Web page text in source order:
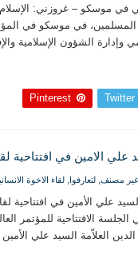
في موسكو – غروزني:
في موسكو في المؤتمر
الشؤون الإسلامية والإفتاء في الشيشان
Twitter
Pinterest
علي الامين في افتتاحية
غير مصنف ,لتعارفوا ,لقاء الاخوة
علي الأمين في افتتاحية
الافتتاحية للمؤتمر
الدين العلاّمة السيد علي